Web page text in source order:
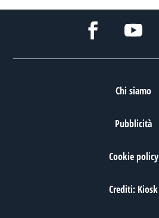
Chi siamo
Pubblicità
Cookie policy
Crediti: Kiosk